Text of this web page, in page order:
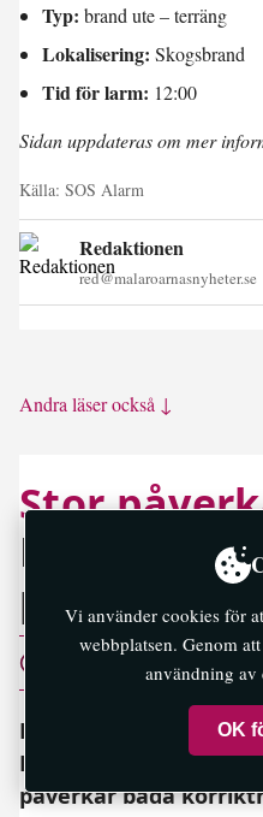
Typ: brand ute – terräng
Lokalisering: Skogsbrand
Tid för larm: 12:00
Sidan uppdateras om mer
Källa: SOS Alarm
Redaktionen
red@malaroarnasnyheter.se
Andra läser också ↓
Stor
på Väg 261
6 aug 06:44
En störning från
Drottningholmsvägen/
påverkar båda
Vi använder cookies för
webbplatsen. Genom
användning av
OK